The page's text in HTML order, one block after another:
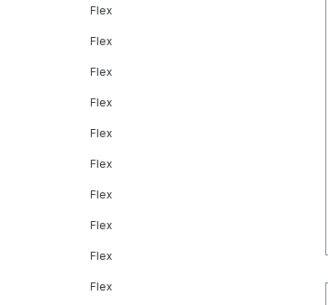
Flex
Flex
Flex
Flex
Flex
Flex
Flex
Flex
Flex
Flex